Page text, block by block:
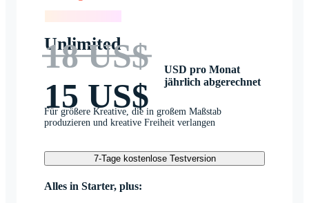
Unlimited
18 US$
15 US$
USD pro Monat
jährlich abgerechnet
Für größere Kreative, die in großem Maßstab
produzieren und kreative Freiheit verlangen
7-Tage kostenlose Testversion
Alles in Starter, plus: